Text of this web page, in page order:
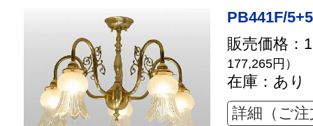
PB441F/
販売価格：
177,265円）
在庫：あり
詳細（ご